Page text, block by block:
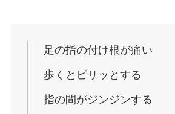
足の指の付け根が痛い
歩くとピリッとする
指の間がジンジンする